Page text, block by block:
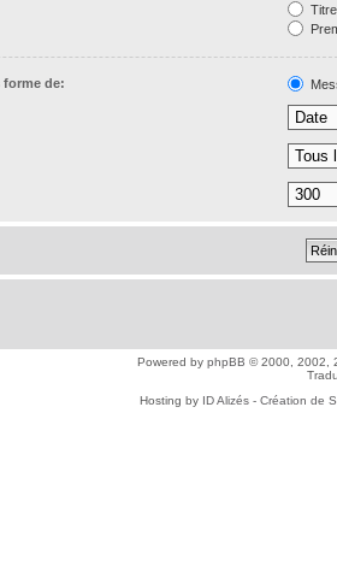
de:
Powered by phpBB © 2000, 2002,
Hosting by ID Alizés - Création de